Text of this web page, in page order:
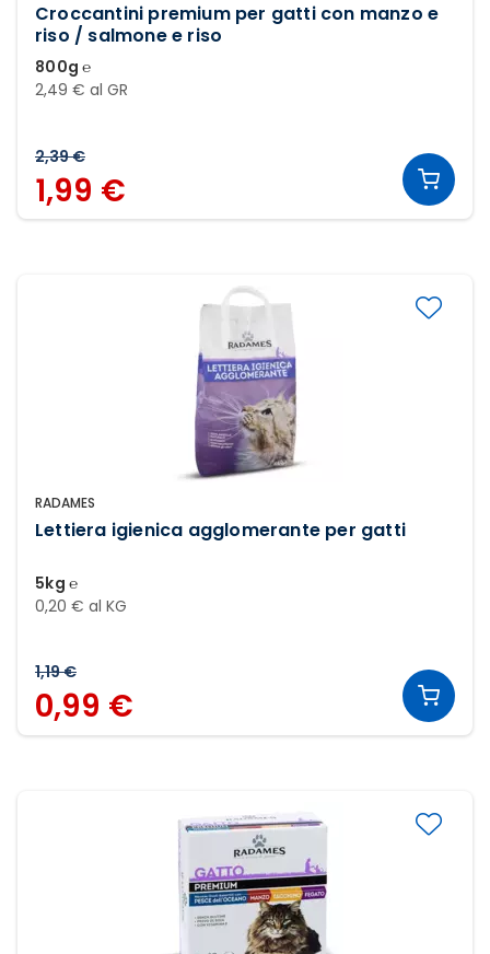
Croccantini premium per gatti con manzo e
riso / salmone e riso
800g ℮
2,49 € al GR
2,39 €
1,99 €
RADAMES
Lettiera igienica agglomerante per gatti
5kg ℮
0,20 € al KG
1,19 €
0,99 €